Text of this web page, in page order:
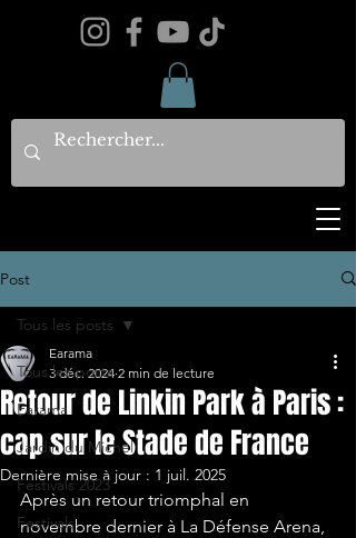
Post
Tous les posts
Earama
Jardin du Michel
Festivals 2023
Festivals
Tous les posts
Retour de Linkin Park à Paris :
cap sur le Stade de France
Earama
3 déc. 2024 2 min de lecture
Dernière mise à jour : 1 juil. 2025
Après un retour triomphal en
novembre dernier à La Défense Arena,